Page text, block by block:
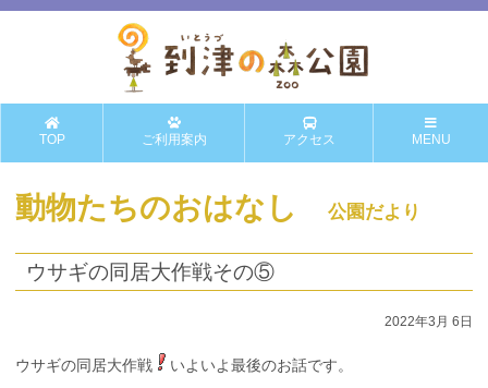
TOP ご利用案内 アクセス MENU
動物たちのおはなし 公園だより
ウサギの同居大作戦その⑤
2022年3月 6日
ウサギの同居大作戦 いよいよ最後のお話です。